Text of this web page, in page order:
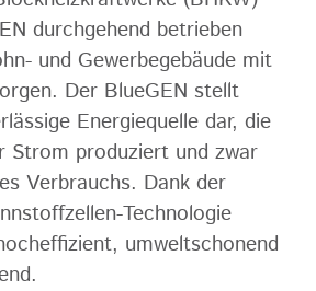
durchgehend betrieben
und Gewerbegebäude mit
Der BlueGEN stellt
Energiequelle dar, die
Strom produziert und zwar
Verbrauchs. Dank der
Technologie
umweltschonend